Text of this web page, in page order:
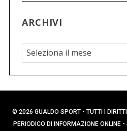
ARCHIVI
A
r
c
h
i
v
© 2026 GUALDO SPORT - TUTTI I
PERIODICO DI INFORMAZIONE ONLINE